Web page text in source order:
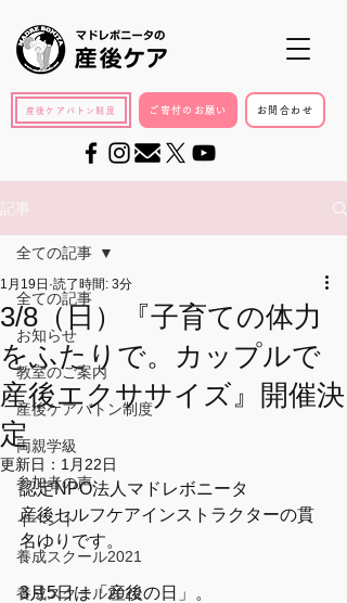
産後ケアバトン制度 ご寄付のお願い お問合わせ
記事
全ての記事
お知らせ
教室のご案内
産後ケアバトン制度
両親学級
参加者の声
イベント
養成スクール2021
養成スクール2022
全ての記事
3/8（日）『子育ての体力
をふたりで。カップルで
産後エクササイズ』開催決
定
1月19日 読了時間: 3分
更新日： 1月22日
認定NPO法人マドレボニータ
産後セルフケアインストラクターの貫
名ゆりです。
3月5日は「産後の日」。